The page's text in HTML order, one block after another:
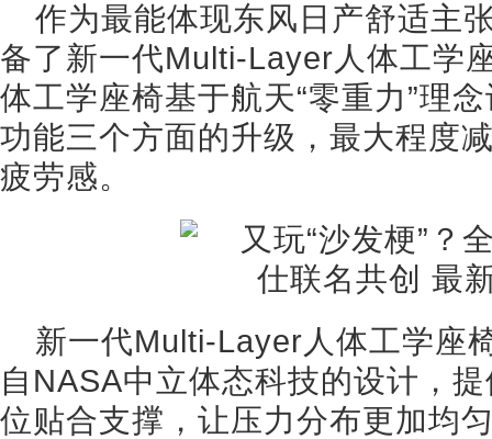
作为最能体现东风日产舒适主
备了新一代Multi-Layer人体工学
体工学座椅基于航天“零重力”理
功能三个方面的升级，最大程度
疲劳感。
新一代Multi-Layer人体工学座
自NASA中立体态科技的设计，
位贴合支撑，让压力分布更加均